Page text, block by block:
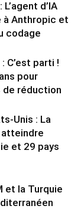
d’IA
à Anthropic et
codage
C’est parti !
pour
de réduction
Unis : La
et 29 pays
et la Turquie